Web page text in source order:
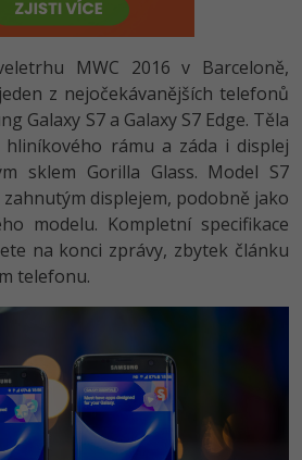
Bootstrap, SEO
verzování
vzory
vzory
aplikací
AI a bigdata
-30%
-30%
-80%
-80%
-80%
-30%
-15%
-25%
Effects
-80%
MWC 2016 v Barceloně,
z nejočekávanějších telefonů
Galaxy S7 a Galaxy S7 Edge. Těla
rámu a záda i displej
sklem Gorilla Glass. Model S7
zahnutým displejem, podobně jako
modelu. Kompletní specifikace
na konci zprávy, zbytek článku
telefonu.